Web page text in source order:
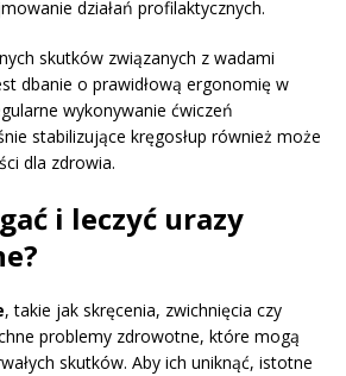
działań profilaktycznych.
skutków związanych z wadami
dbanie o prawidłową ergonomię w
wykonywanie ćwiczeń
stabilizujące kręgosłup również może
dla zdrowia.
i leczyć urazy
, takie jak skręcenia, zwichnięcia czy
problemy zdrowotne, które mogą
skutków. Aby ich uniknąć, istotne